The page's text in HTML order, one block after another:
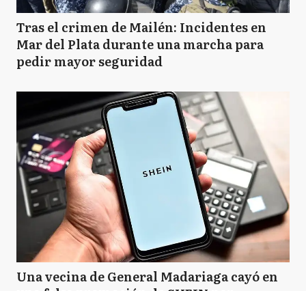
Tras el crimen de Mailén: Incidentes en
Mar del Plata durante una marcha para
pedir mayor seguridad
Una vecina de General Madariaga cayó en